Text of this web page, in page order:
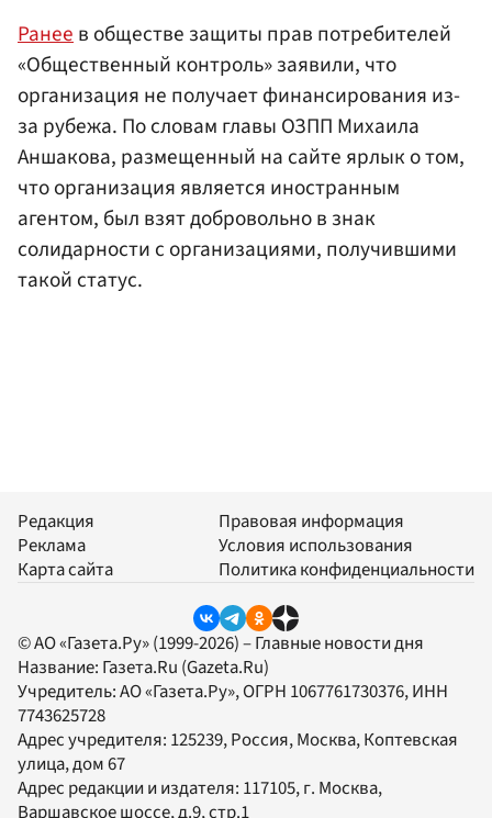
Ранеев обществе защиты прав потребителей
«Общественный контроль» заявили, что
организация не получает финансирования из-
за рубежа. По словам главы ОЗПП Михаила
Аншакова, размещенный на сайте ярлык о том,
что организация является иностранным
агентом, был взят добровольно в знак
солидарности с организациями, получившими
такой статус.
Редакция
Реклама
Карта сайта
Правовая информация
Условия использования
Политика конфиденциальности
© АО «Газета.Ру» (1999-2026) – Главные новости дня
Название: Газета.Ru (Gazeta.Ru)
Учредитель:АО «Газета.Ру», ОГРН 1067761730376, ИНН
7743625728
Адрес учредителя: 125239, Россия, Москва, Коптевская
улица, дом 67
Адрес редакции и издателя: 117105, г. Москва,
Варшавское шоссе, д.9, стр.1